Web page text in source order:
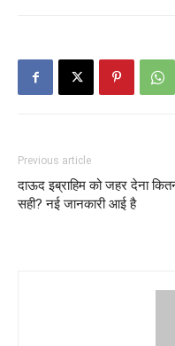
Previous article
दाऊद इब्राहिम को जहर देना
सही? नई जानकारी आई है